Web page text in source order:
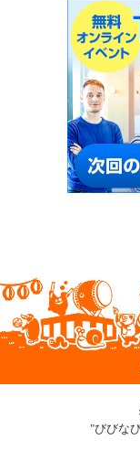
"びびな